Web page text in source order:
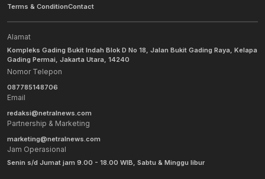
Terms & ConditionContact
Alamat
Kompleks Gading Bukit Indah Blok D No 18, Jalan Bukit Gading Raya, Kelapa
Gading Permai, Jakarta Utara, 14240
Nomor Telepon
087785148706
Email
redaksi@netralnews.com
Partnership & Marketing
marketing@netralnews.com
Jam Operasional
Senin s/d Jumat jam 9.00 - 18.00 WIB, Sabtu & Minggu libur